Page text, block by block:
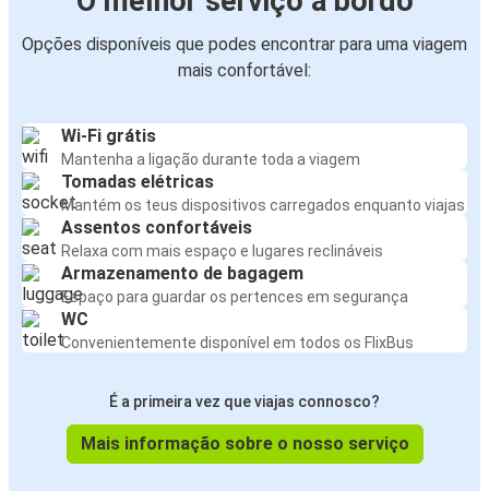
Opções disponíveis que podes encontrar para uma viagem
mais confortável:
Wi-Fi grátis
Mantenha a ligação durante toda a viagem
Tomadas elétricas
Mantém os teus dispositivos carregados enquanto viajas
Assentos confortáveis
Relaxa com mais espaço e lugares reclináveis
Armazenamento de bagagem
Espaço para guardar os pertences em segurança
WC
Convenientemente disponível em todos os FlixBus
É a primeira vez que viajas connosco?
Mais informação sobre o nosso serviço